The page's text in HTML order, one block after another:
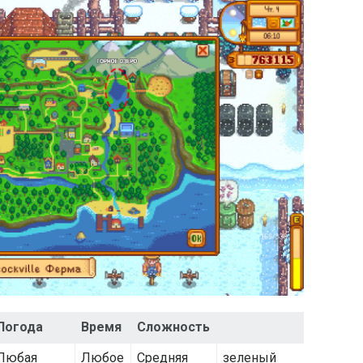
Время
Сложность
Любое Средняя зеленый